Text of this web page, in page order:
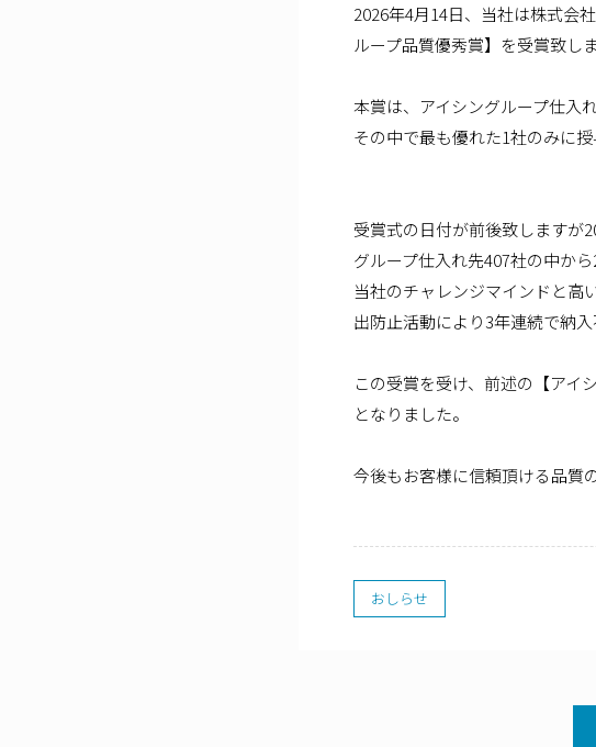
2026年4月14日、当社は株式会
ループ品質優秀賞】を受賞致し
本賞は、アイシングループ仕入
その中で最も優れた1社のみに
受賞式の日付が前後致しますが
グループ仕入れ先407社の中か
当社のチャレンジマインドと高
出防止活動により3年連続で納
この受賞を受け、前述の【アイ
となりました。
今後もお客様に信頼頂ける品質
おしらせ